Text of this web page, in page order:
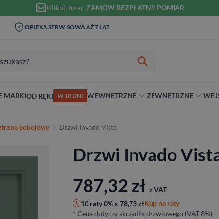
Kliknij tutaj -ZAMÓW BEZPŁATNY POMIAR
OPIEKA SERWISOWA AŻ 7 LAT
MARKIOD RĘKI W 10 DNI WEWNĘTRZNE
Materiał
Ościeżnicą
Rodzaj
70 cm
90 cm
Na wymiar
ZEWNĘTRZNE
stylu
Rodzaj
Niestandardowe wymiary
RC3
pokojowe Drzwi Invado Vista
Drzwi Invado
787,32 zł z VAT
10 raty 0% x 78,73złKup na raty
* Cena dotyczy skrzydła drzwiowego (VAT 8%)